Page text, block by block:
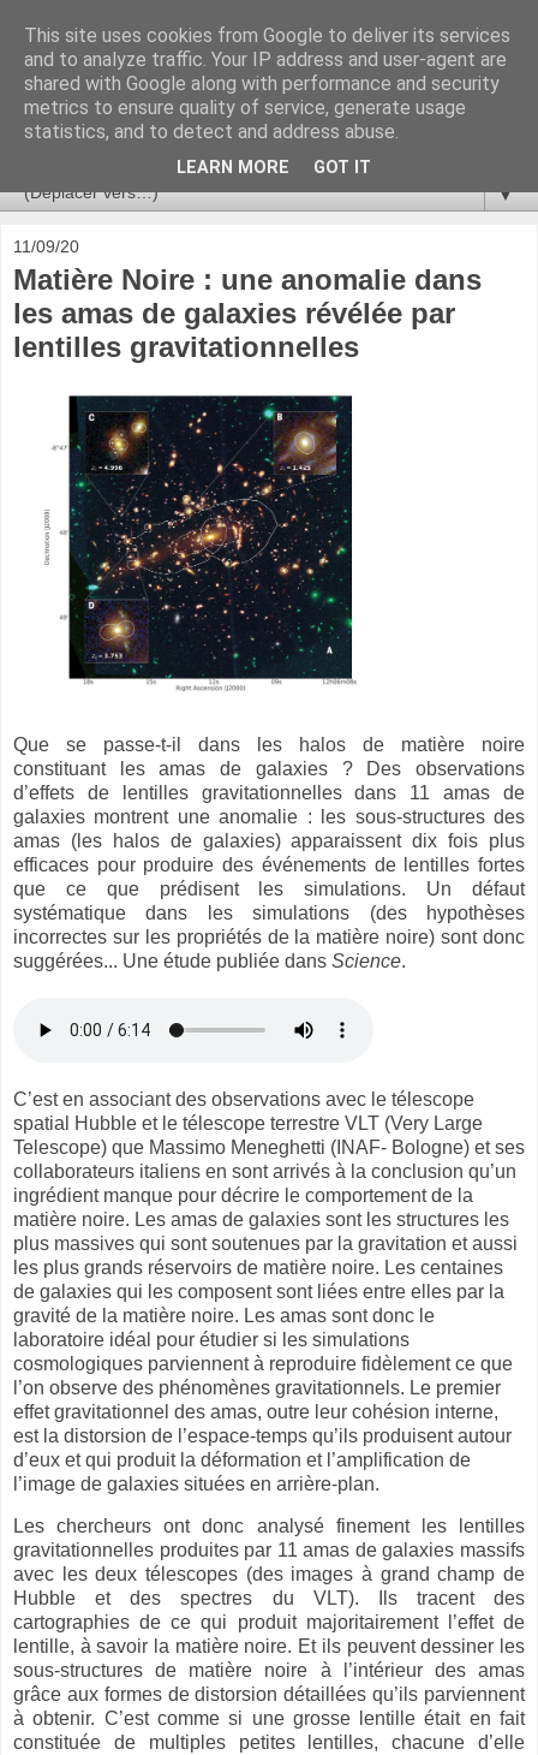
Ça se passe là haut
Astronomie, Astrophysique, Astroparticules, Cosmologie.
L'infini se contemple, indéfiniment. ISSN 2272-5768
▼
11/09/20
Matière Noire : une anomalie dans
les amas de galaxies révélée par
lentilles gravitationnelles
Que se passe-t-il dans les halos de matière noire
constituant les amas de galaxies ? Des observations
d’effets de lentilles gravitationnelles dans 11 amas de
galaxies montrent une anomalie : les sous-structures des
amas (les halos de galaxies) apparaissent dix fois plus
efficaces pour produire des événements de lentilles fortes
que ce que prédisent les simulations. Un défaut
systématique dans les simulations (des hypothèses
incorrectes sur les propriétés de la matière noire) sont donc
suggérées... Une étude publiée dans Science.
C’est en associant des observations avec le télescope
spatial Hubble et le télescope terrestre VLT (Very Large
Telescope) que Massimo Meneghetti (INAF- Bologne) et ses
collaborateurs italiens en sont arrivés à la conclusion qu’un
ingrédient manque pour décrire le comportement de la
matière noire. Les amas de galaxies sont les structures les
plus massives qui sont soutenues par la gravitation et aussi
les plus grands réservoirs de matière noire. Les centaines
de galaxies qui les composent sont liées entre elles par la
gravité de la matière noire. Les amas sont donc le
laboratoire idéal pour étudier si les simulations
cosmologiques parviennent à reproduire fidèlement ce que
l’on observe des phénomènes gravitationnels. Le premier
effet gravitationnel des amas, outre leur cohésion interne,
est la distorsion de l’espace-temps qu’ils produisent autour
d’eux et qui produit la déformation et l’amplification de
l’image de galaxies situées en arrière-plan.
Les chercheurs ont donc analysé finement les lentilles
gravitationnelles produites par 11 amas de galaxies massifs
avec les deux télescopes (des images à grand champ de
Hubble et des spectres du VLT). Ils tracent des
cartographies de ce qui produit majoritairement l’effet de
lentille, à savoir la matière noire. Et ils peuvent dessiner les
sous-structures de matière noire à l’intérieur des amas
grâce aux formes de distorsion détaillées qu’ils parviennent
à obtenir. C’est comme si une grosse lentille était en fait
constituée de multiples petites lentilles, chacune d’elle
This site uses cookies from Google to deliver its services
and to analyze traffic. Your IP address and user-agent are
shared with Google along with performance and security
metrics to ensure quality of service, generate usage
statistics, and to detect and address abuse.
LEARN MORE GOT IT